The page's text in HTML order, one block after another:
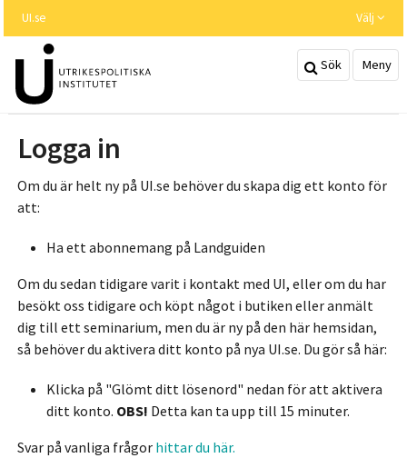
huvudinnehållet
UI.se Välj
Sök Meny
Logga in
Om du är helt ny på UI.se behöver du skapa dig ett konto för
att:
Ha ett abonnemang på Landguiden
Om du sedan tidigare varit i kontakt med UI, eller om du har
besökt oss tidigare och köpt något i butiken eller anmält
dig till ett seminarium, men du är ny på den här hemsidan,
så behöver du aktivera ditt konto på nya UI.se. Du gör så här:
Klicka på "Glömt ditt lösenord" nedan för att aktivera
ditt konto. OBS! Detta kan ta upp till 15 minuter.
Svar på vanliga frågor hittar du här.